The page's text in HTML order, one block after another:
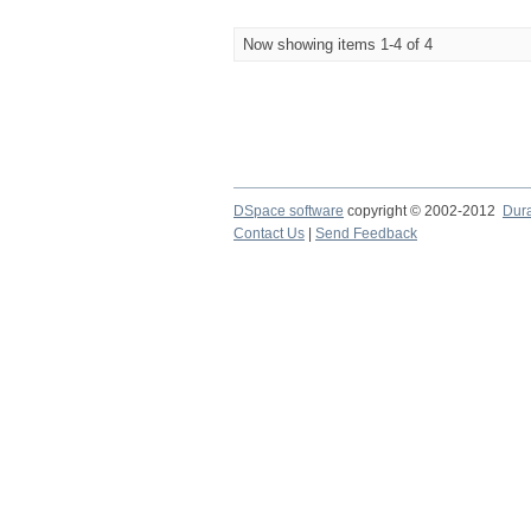
Now showing items 1-4 of 4
DSpace software copyright © 2002-2012
Contact Us
Send Feedback